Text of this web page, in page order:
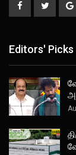
Editors' Picks